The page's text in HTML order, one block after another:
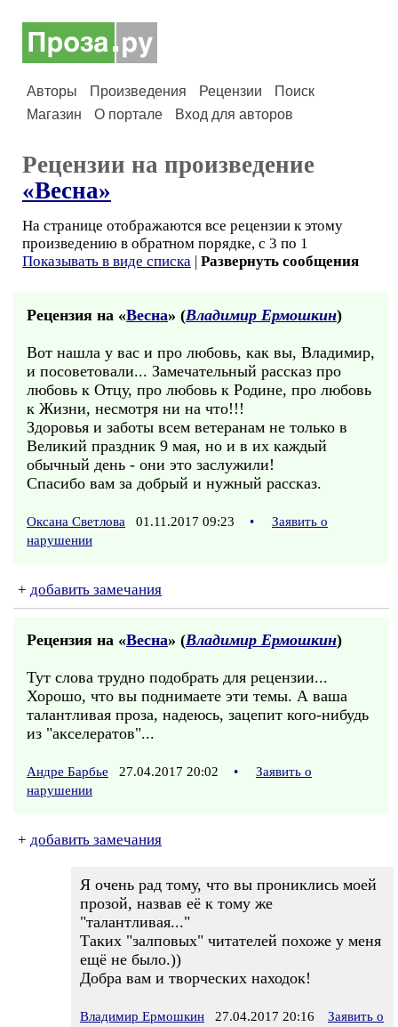
Авторы Произведения Рецензии
Поиск
Магазин
О портале Вход для авторов
Рецензии на произведение
«Весна»
На странице отображаются все рецензии к этому
произведению в обратном порядке, с 3 по 1
Показывать в виде списка | Развернуть сообщения
Рецензия на «Весна» (Владимир Ермошкин)
Вот нашла у вас и про любовь, как вы, Владимир,
и посоветовали... Замечательный рассказ про
любовь к Отцу, про любовь к Родине, про любовь
к Жизни, несмотря ни на что!!!
Здоровья и заботы всем ветеранам не только в
Великий праздник 9 мая, но и в их каждый
обычный день - они это заслужили!
Спасибо вам за добрый и нужный рассказ.
Оксана Светлова 01.11.2017 09:23 •
Заявить о
нарушении
+ добавить замечания
Рецензия на «Весна» (Владимир Ермошкин)
Тут слова трудно подобрать для рецензии...
Хорошо, что вы поднимаете эти темы. А ваша
талантливая проза, надеюсь, зацепит кого-нибудь
из "акселератов"...
Андре Барбье 27.04.2017 20:02 •
Заявить о
нарушении
+ добавить замечания
Я очень рад тому, что вы прониклись моей
прозой, назвав её к тому же
"талантливая..."
Таких "залповых" читателей похоже у меня
ещё не было.))
Добра вам и творческих находок!
Владимир Ермошкин 27.04.2017 20:16
Заявить о